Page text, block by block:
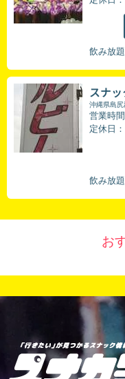
飲み放
スナ
沖縄県島
営業時
定休日
飲み放
お